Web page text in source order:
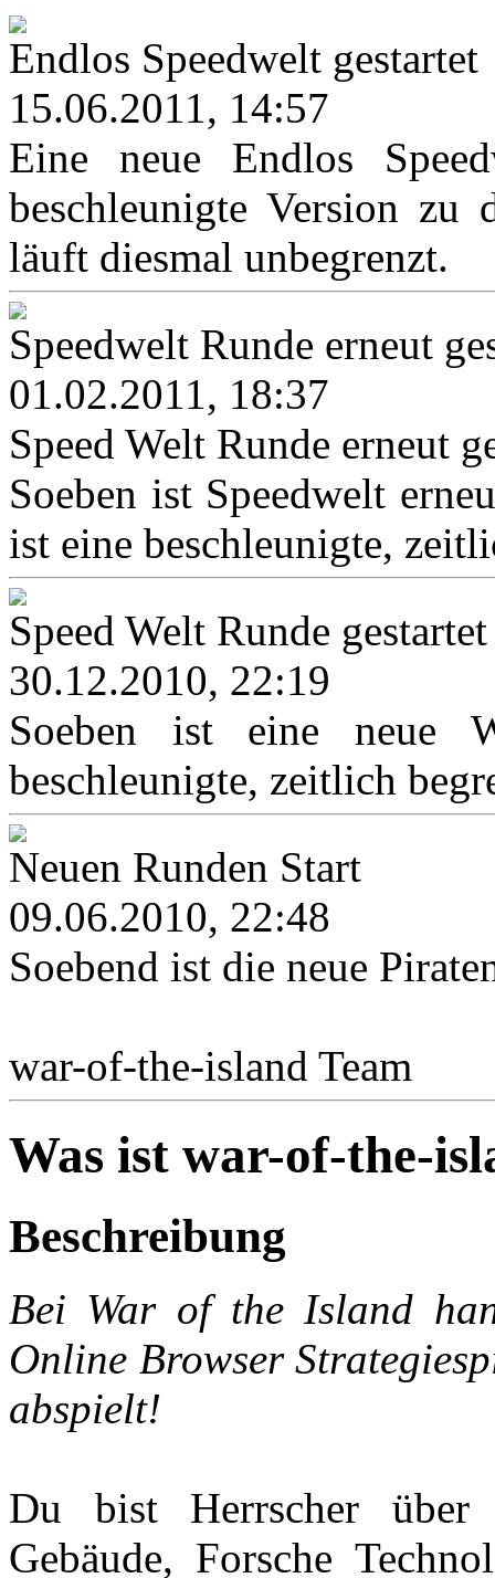
Endlos Speedwelt gestartet
15.06.2011, 14:57
Eine neue Endlos
beschleunigte Version zu
läuft diesmal unbegrenzt.
Speedwelt Runde erneut
01.02.2011, 18:37
Speed Welt Runde erneut
Soeben ist Speedwelt
ist eine beschleunigte,
Speed Welt Runde gestartet
30.12.2010, 22:19
Soeben ist eine neue
beschleunigte, zeitlich
Neuen Runden Start
09.06.2010, 22:48
Soebend ist die neue
war-of-the-island Team
Was ist war-of-the-
Beschreibung
Bei War of the Island
Online Browser
abspielt!
Du bist Herrscher über
Gebäude, Forsche